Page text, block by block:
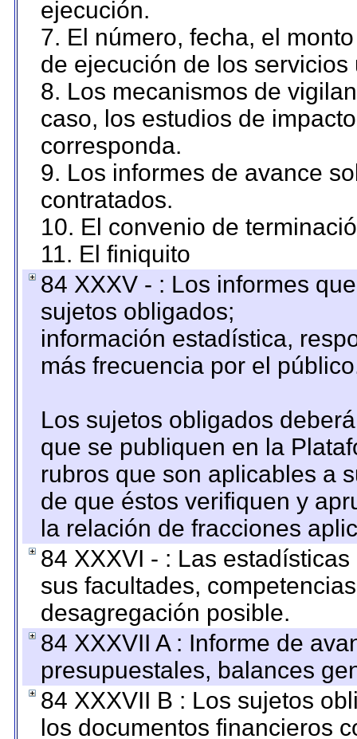
ejecución.
7. El número, fecha, el
de ejecución de los servicios
8. Los mecanismos de
caso, los estudios de
corresponda.
9. Los informes de avance
contratados.
10. El convenio de
11. El finiquito
84 XXXV - : Los informes
sujetos obligados;
información estadística,
más frecuencia por el
Los sujetos obligados
que se publiquen en la
rubros que son aplicables a
de que éstos verifiquen y
la relación de fracciones
84 XXXVI - : Las
sus facultades,
desagregación posible.
84 XXXVII A : Informe de
presupuestales, balances
84 XXXVII B : Los sujetos
los documentos financieros